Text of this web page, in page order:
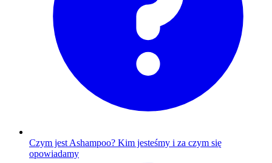
Czym jest Ashampoo? Kim jesteśmy i za czym się
opowiadamy